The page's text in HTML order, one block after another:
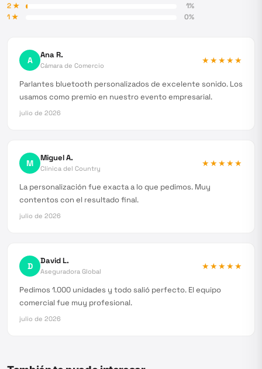
2★ 1%
1★ 0%
A Ana R.
Cámara de Comercio
★★★★★
Parlantes bluetooth personalizados de excelente sonido. Los
usamos como premio en nuestro evento empresarial.
julio de 2026
M Miguel A.
Clínica del Country
★★★★★
La personalización fue exacta a lo que pedimos. Muy
contentos con el resultado final.
julio de 2026
D David L.
Aseguradora Global
★★★★★
Pedimos 1.000 unidades y todo salió perfecto. El equipo
comercial fue muy profesional.
julio de 2026